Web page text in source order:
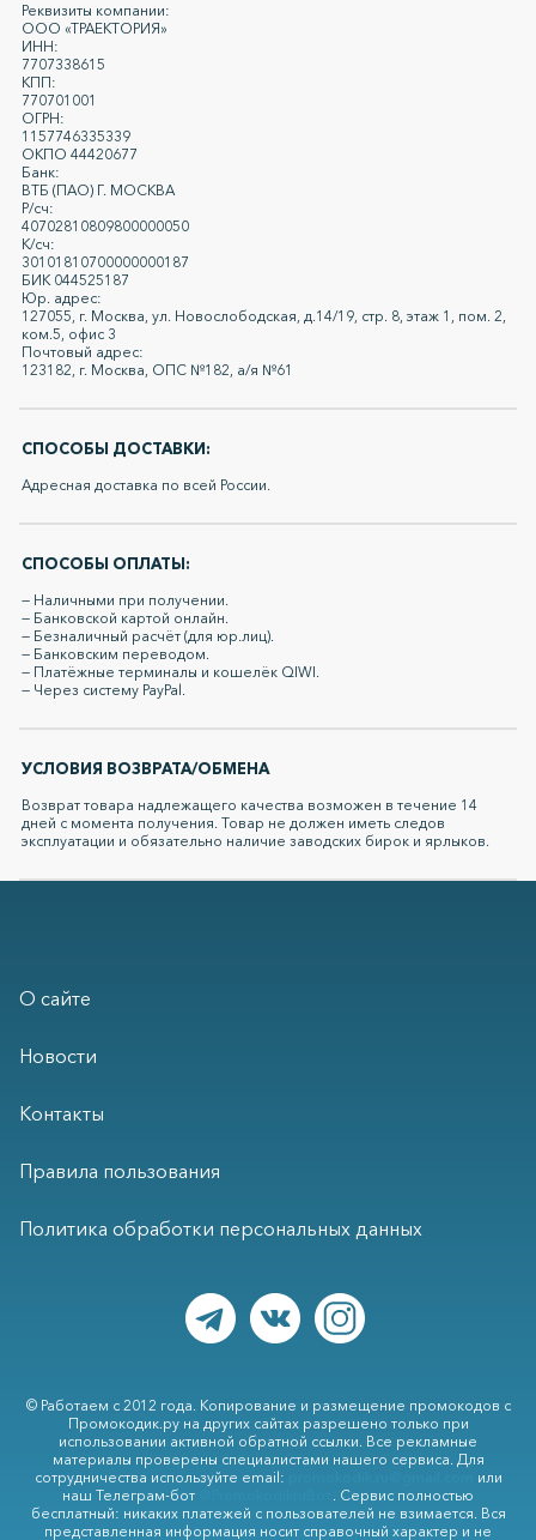
Реквизиты компании:
ООО «ТРАЕКТОРИЯ»
ИНН:
7707338615
КПП:
770701001
ОГРН:
1157746335339
ОКПО 44420677
Банк:
ВТБ (ПАО) Г. МОСКВА
Р/сч:
40702810809800000050
К/сч:
30101810700000000187
БИК 044525187
Юр. адрес:
127055, г. Москва, ул. Новослободская, д.14/19, стр. 8, этаж 1, пом. 2,
ком.5, офис 3
Почтовый адрес:
123182, г. Москва, ОПС №182, а/я №61
СПОСОБЫ ДОСТАВКИ:
Адресная доставка по всей России.
СПОСОБЫ ОПЛАТЫ:
— Наличными при получении.
— Банковской картой онлайн.
— Безналичный расчёт (для юр.лиц).
— Банковским переводом.
— Платёжные терминалы и кошелёк QIWI.
— Через систему PayPal.
УСЛОВИЯ ВОЗВРАТА/ОБМЕНА
Возврат товара надлежащего качества возможен в течение 14
дней с момента получения. Товар не должен иметь следов
эксплуатации и обязательно наличие заводских бирок и ярлыков.
О сайте
Новости
Контакты
Правила пользования
Политика обработки персональных данных
© Работаем с 2012 года. Копирование и размещение промокодов с
Промокодик.ру на других сайтах разрешено только при
использовании активной обратной ссылки. Все рекламные
материалы проверены специалистами нашего сервиса. Для
сотрудничества используйте email:
или
наш Телеграм-бот
. Сервис полностью
бесплатный: никаких платежей с пользователей не взимается. Вся
представленная информация носит справочный характер и не